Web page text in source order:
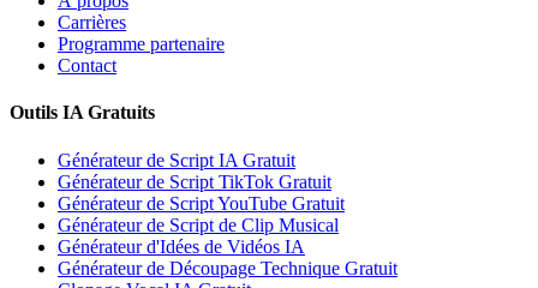
Carrières
Programme partenaire
Contact
Outils IA Gratuits
Générateur de Script IA Gratuit
Générateur de Script TikTok Gratuit
Générateur de Script YouTube Gratuit
Générateur de Script de Clip Musical
Générateur d'Idées de Vidéos IA
Générateur de Découpage Technique Gratuit